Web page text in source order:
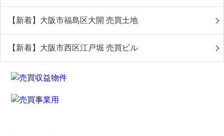
【新着】大阪市福島区大開 売買土地
【新着】大阪市西区江戸堀 売買ビル